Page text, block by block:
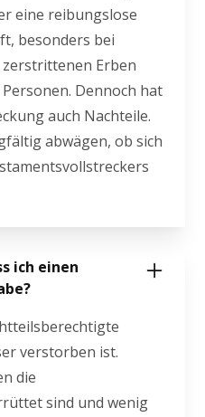
eine reibungslose
besonders bei
Erben
Dennoch hat
auch Nachteile.
abwägen, ob sich
ich einen
verstorben ist.
die
sind und wenig